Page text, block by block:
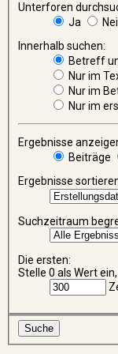
Unterforen
Ja
Innerhalb suchen:
Betreff
Nur im
Nur im
Nur im
Ergebnisse
Beiträge
Ergebnisse
Suchzeitraum
Die ersten:
Stelle 0 als Wert